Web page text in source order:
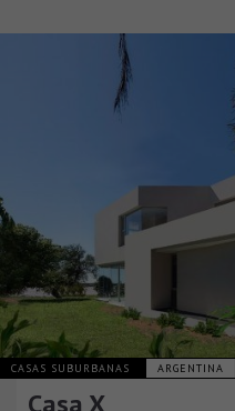
CASAS SUBURBANAS ARGENTINA
Casa X